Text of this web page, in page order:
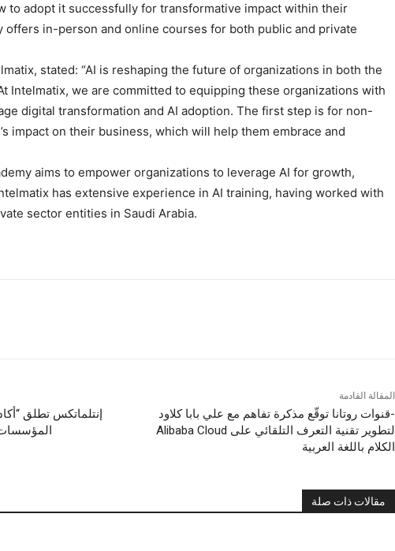
to adopt it successfully for transformative impact within their
offers in-person and online courses for both public and private
stated: “AI is reshaping the future of organizations in both the
Intelmatix, we are committed to equipping these organizations with
digital transformation and AI adoption. The first step is for non-
impact on their business, which will help them embrace and
aims to empower organizations to leverage AI for growth,
has extensive experience in AI training, having worked with
sector entities in Saudi Arabia.
إنتلماتكس تطلق
المقالة القادمة
قنوات روتانا توقّع مذكرة تفاهم مع علي بابا كلاود-
Alibaba Cloud لتطوير تقنية التعرف التلقائي على
الكلام باللغة العربية
مقالات ذات صلة